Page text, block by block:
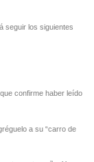
seguir los siguientes
confirme haber leído
a su “carro de